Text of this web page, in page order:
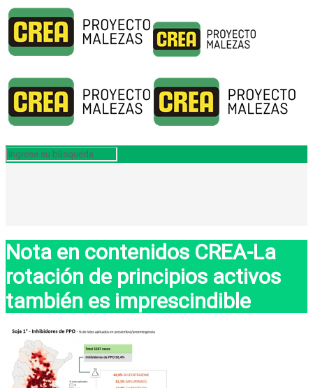
Nota en contenidos CREA-La
rotación de principios activos
también es imprescindible